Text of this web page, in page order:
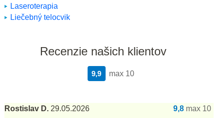
Laseroterapia
Liečebný telocvik
Recenzie našich klientov
max 10
9,9
Rostislav D. 29.05.2026 9,8 max 10